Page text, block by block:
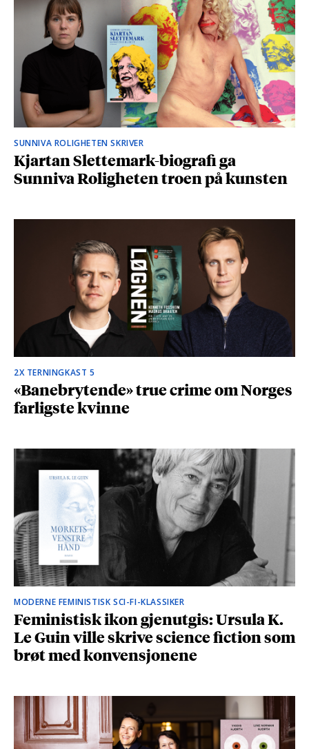
SUNNIVA ROLIGHETEN SKRIVER
Kjartan Slettemark-biografi ga
Sunniva Roligheten troen på kunsten
2X TERNINGKAST 5
«Banebrytende» true crime om Norges
farligste kvinne
MODERNE FEMINISTISK SCI-FI-KLASSIKER
Feministisk ikon gjenutgis: Ursula K.
Le Guin ville skrive science fiction som
brøt med konvensjonene